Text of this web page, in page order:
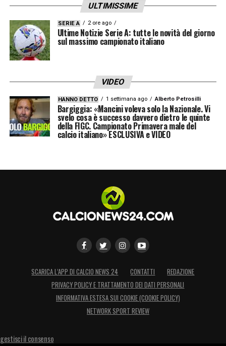
ULTIMISSIME
SERIE A 2 ore ago
Ultime Notizie Serie A: tutte le novità del giorno
sul massimo campionato italiano
VIDEO
HANNO DETTO 1 settimana ago Alberto Petrosilli
Bargiggia: «Mancini voleva solo la Nazionale. Vi
svelo cosa è successo davvero dietro le quinte
della FIGC. Campionato Primavera male del
calcio italiano» ESCLUSIVA e VIDEO
SCARICA L’APP DI CALCIO NEWS 24 CONTATTI
REDAZIONE
PRIVACY POLICY E TRATTAMENTO DEI DATI PERSONALI
INFORMATIVA ESTESA SUI COOKIE (COOKIE POLICY)
NETWORK SPORT REVIEW
gestisci il consenso